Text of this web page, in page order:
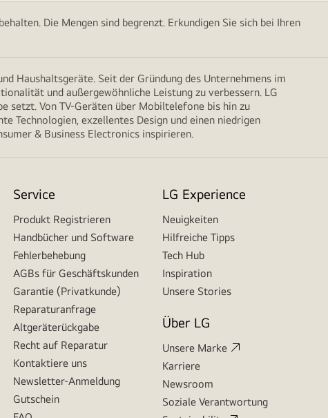
Die Mengen sind begrenzt. Erkundigen Sie sich bei Ihren
Haushaltsgeräte. Seit der Gründung des Unternehmens im
und außergewöhnliche Leistung zu verbessern. LG
setzt. Von TV-Geräten über Mobiltelefone bis hin zu
Technologien, exzellentes Design und einen niedrigen
& Business Electronics inspirieren.
Service
Produkt Registrieren
Handbücher und Software
Fehlerbehebung
AGBs für Geschäftskunden
Garantie (Privatkunde)
Reparaturanfrage
Altgeräterückgabe
Recht auf Reparatur
Kontaktiere uns
Newsletter-Anmeldung
Gutschein
LG Experience
Neuigkeiten
Hilfreiche Tipps
Tech Hub
Inspiration
Unsere Stories
Über LG
Unsere Marke
Karriere
Newsroom
Soziale Verantwortung